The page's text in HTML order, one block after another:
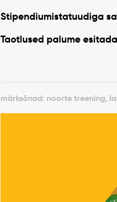
Stipendiumistatuudiga
Taotlused palume
märksõnad: noorte treening,